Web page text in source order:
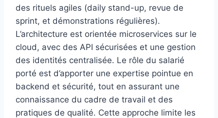
des rituels agiles (daily stand-up, revue de
sprint, et démonstrations régulières).
L’architecture est orientée microservices sur le
cloud, avec des API sécurisées et une gestion
des identités centralisée. Le rôle du salarié
porté est d’apporter une expertise pointue en
backend et sécurité, tout en assurant une
connaissance du cadre de travail et des
pratiques de qualité. Cette approche limite les